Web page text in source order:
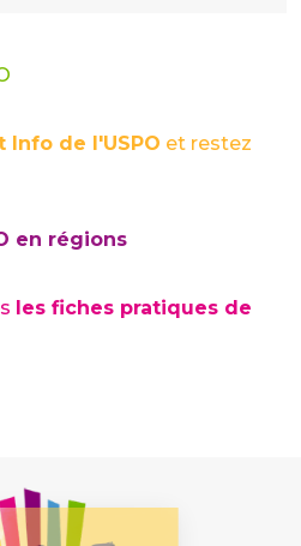
Info de l'USPO et restez
en régions
les fiches pratiques de